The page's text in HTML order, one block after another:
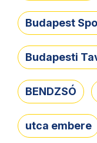
Budapest
Budapesti
BENDZSÓ
utca embere